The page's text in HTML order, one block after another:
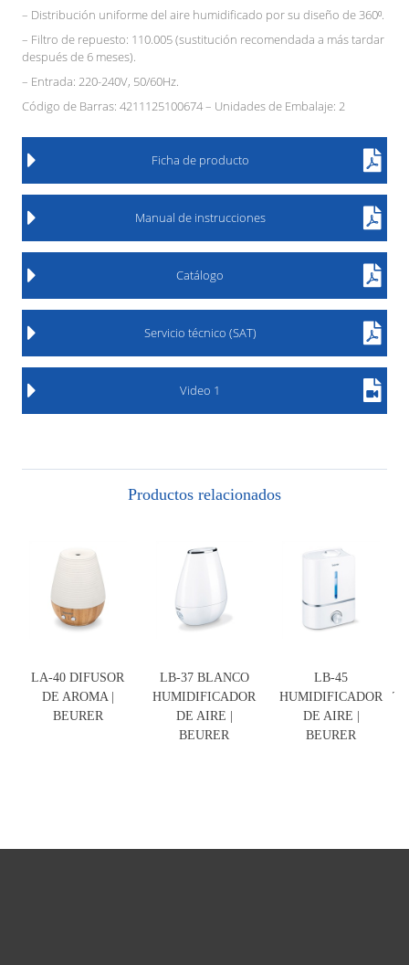
– Distribución uniforme del aire humidificado por su diseño de 360⁰.
– Filtro de repuesto: 110.005 (sustitución recomendada a más tardar
después de 6 meses).
– Entrada: 220-240V, 50/60Hz.
Código de Barras: 4211125100674 – Unidades de Embalaje: 2
Ficha de producto
Manual de instrucciones
Catálogo
Servicio técnico (SAT)
Video 1
Productos relacionados
LA-40 DIFUSOR
DE AROMA |
BEURER
LB-37 BLANCO
HUMIDIFICADOR
DE AIRE |
BEURER
LB-45
HUMIDIFICADOR
DE AIRE |
BEURER